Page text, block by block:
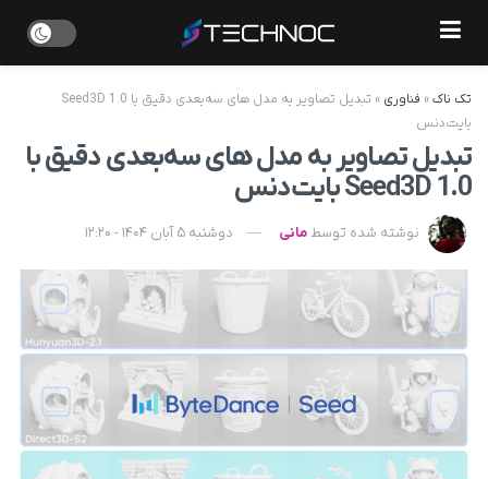
تک ناک» فناوری »
تبدیل تصاویر به مدل های سه‌بعدی دقیق با Seed3D 1.0
بایت‌دنس
تبدیل تصاویر به مدل های سه‌بعدی دقیق با
Seed3D 1.0 بایت‌دنس
نوشته شده توسط مانی دوشنبه 5 آبان 1404 - 12:20